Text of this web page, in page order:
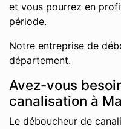
et vous pourrez en
période.
Notre entreprise de
département.
Avez-vous
canalisation à
Le déboucheur de